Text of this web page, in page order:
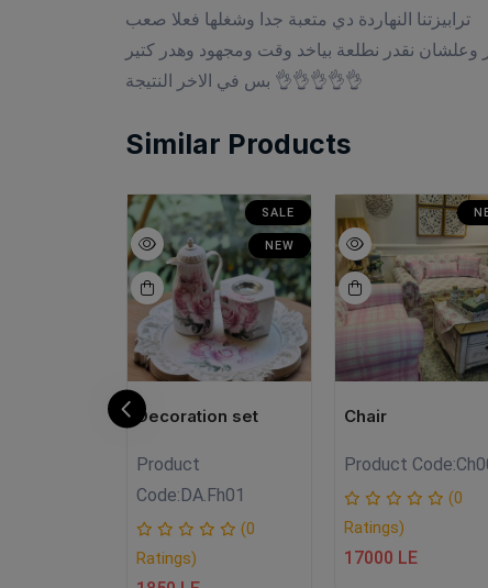
ترابيزتنا النهاردة دي متعبة جدا وشغلها فعلا صعب
وعلشان نقدر نطلعة بياخد وقت ومجهود وهدر كتير
بس في الاخر النتيجة 👌👌👌👌👌
Similar Products
SALE
NEW
Decoration set
Product
Code:DA.Fh01
(0
Ratings)
Chair
Product Code:
(0
Ratings)
17000 LE